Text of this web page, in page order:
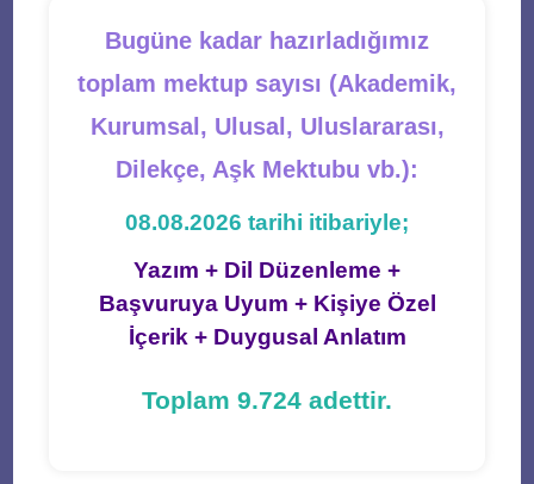
Bugüne kadar hazırladığımız
toplam mektup sayısı (Akademik,
Kurumsal, Ulusal, Uluslararası,
Dilekçe, Aşk Mektubu vb.):
08.08.2026 tarihi itibariyle;
Yazım + Dil Düzenleme +
Başvuruya Uyum + Kişiye Özel
İçerik + Duygusal Anlatım
Toplam 9.724 adettir.